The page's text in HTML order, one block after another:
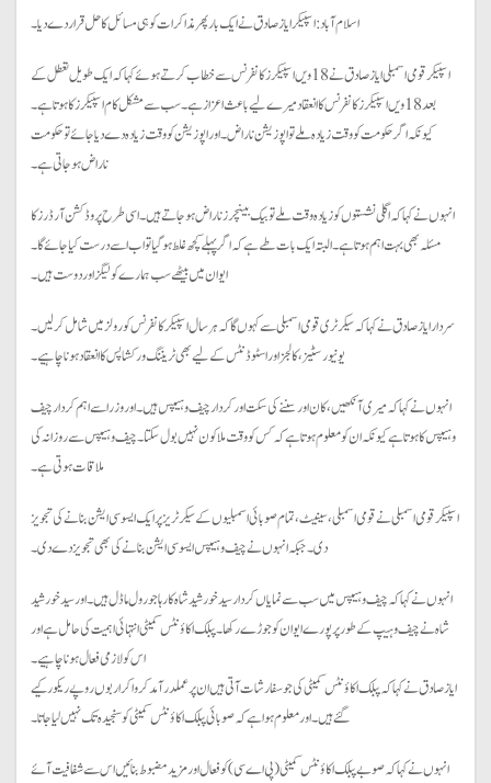
اسلام آباد: اسپیکر ایاز صادق نے ایک بار پھر مذاکرات کو ہی مسائل کا حل قرار دے دیا۔
اسپیکر قومی اسمبلی ایاز صادق نے 18ویں اسپیکرز کانفرنس سے خطاب کرتے ہوئے کہا کہ ایک طویل تعطل کے
بعد 18ویں اسپیکرز کانفرنس کا انعقاد میرے لیے باعث اعزاز ہے۔ سب سے مشکل کام اسپیکرز کا ہوتا ہے۔
کیونکہ اگر حکومت کو وقت زیادہ ملے تو اپوزیشن ناراض۔ اور اپوزیشن کو وقت زیادہ دے دیا جائے تو حکومت
ناراض ہو جاتی ہے۔
انہوں نے کہا کہ اگلی نشستوں کو زیادہ وقت ملے تو بیک بینچرز ناراض ہو جاتے ہیں۔ اسی طرح پروڈکشن آرڈرز کا
مسئلہ بھی بہت اہم ہوتا ہے۔ البتہ ایک بات طے ہے کہ اگر پہلے کچھ غلط ہو گیا تو اب اسے درست کیا جائے گا۔
ایوان میں بیٹھے سب ہمارے کولیگز اور دوست ہیں۔
سردار ایاز صادق نے کہا کہ سیکرٹری قومی اسمبلی سے کہوں گا کہ ہر سال اسپیکر کانفرنس کو رولز میں شامل کر لیں۔
یونیورسٹیز، کالجز اور اسٹوڈنٹس کے لیے بھی ٹریننگ ورکشاپس کا انعقاد ہونا چاہیے۔
انہوں نے کہا کہ میری آنکھیں، کان اور سننے کی سکت اور کردار چیف وہیپس ہیں۔ اور وزرا سے اہم کردار چیف
وہیپس کا ہوتا ہے کیونکہ ان کو معلوم ہوتا ہے کہ کس کو وقت ملا کون نہیں بول سکتا۔ چیف وہیپس سے روزانہ کی
ملاقات ہوتی ہے۔
اسپیکر قومی اسمبلی نے قومی اسمبلی، سینیٹ، تمام صوبائی اسمبلیوں کے سیکرٹریز پر ایک ایسوسی ایشن بنانے کی تجویز
دی۔ جبکہ انہوں نے چیف وہیپس ایسوسی ایشن بنانے کی بھی تجویز دے دی۔
انہوں نے کہا کہ چیف وہیپس میں سب سے نمایاں کردار سید خورشید شاہ کا رہا جو رول ماڈل ہیں۔ اور سید خورشید
شاہ نے چیف وہیپ کے طور پر پورے ایوان کو جوڑے رکھا۔ پبلک اکاؤنٹس کمیٹی انتہائی اہمیت کی حامل ہے اور
اس کو لازمی فعال ہونا چاہیے۔
ایاز صادق نے کہا کہ پبلک اکاؤنٹس کمیٹی کی جو سفارشات آتی ہیں ان پر عملدرآمد کروا کر اربوں روپے ریکور کیے
گئے ہیں۔ اور معلوم ہوا ہے کہ صوبائی پبلک اکاؤنٹس کمیٹی کو سنجیدہ تک نہیں لیا جاتا۔
انہوں نے کہا کہ صوبے پبلک اکاؤنٹس کمیٹی (پی اے سی) کو فعال اور مزید مضبوط بنائیں اس سے شفافیت آئے